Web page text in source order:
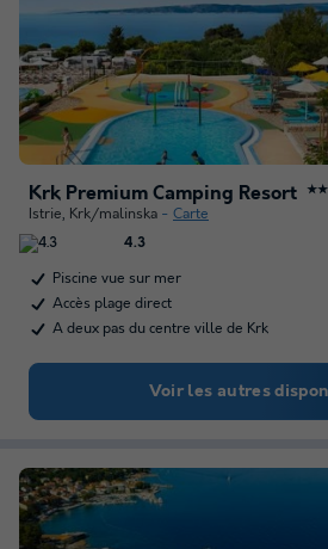
Krk Premium Camping Resort
Istrie, Krk/malinska Carte
4.3
Piscine vue sur mer
Accès plage direct
A deux pas du centre ville de Krk
Voir les autres